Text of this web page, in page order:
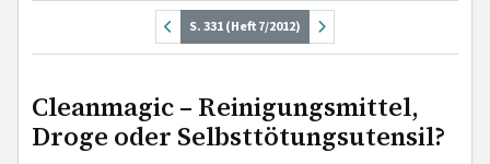
S. 331 (Heft 7/2012)
Cleanmagic – Reinigungsmittel,
Droge oder Selbsttötungsutensil?